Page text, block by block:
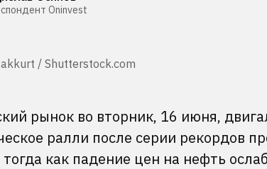
Oninvest
/ Shutterstock.com
рынок во вторник, 16 июня,
ралли после серии рекордов
тогда как падение цен на нефть